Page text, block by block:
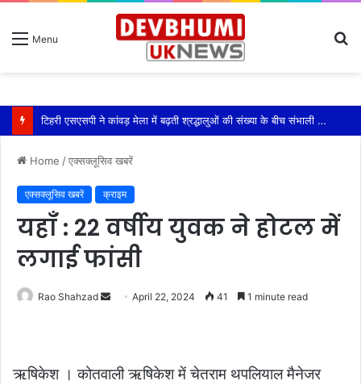
Menu
टिहरी एसएसपी ने कांवड़ मेला में बढ़ती श्रद्धालुओं की संख्या के बीच संभाली यातायात की कमान
Home /एक्सक्लूसिव खबरें
एक्सक्लूसिव खबरें क्राइम
यहाँ : 22 वर्षीय युवक ने होटल में
लगाई फांसी
Rao Shahzad
SendApril 22, 2024 41 1 minute read
ऋषिकेश । कोतवाली ऋषिकेश में चेतराम थपलियाल मैनेजर